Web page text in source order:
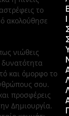
το
ακολούθησε
νιώθεις
δυνατότητα
και όμορφο το
σου.
προσφέρεις
Δημιουργία.
Ι